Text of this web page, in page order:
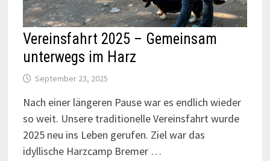
Vereinsfahrt 2025 – Gemeinsam
unterwegs im Harz
September 23, 2025
Nach einer längeren Pause war es endlich wieder
so weit. Unsere traditionelle Vereinsfahrt wurde
2025 neu ins Leben gerufen. Ziel war das
idyllische Harzcamp Bremer …